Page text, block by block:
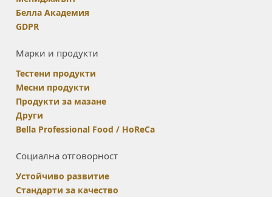
Белла Академия
GDPR
Марки и продукти
Тестени продукти
Месни продукти
Продукти за мазане
Други
Bella Professional Food / HoReCa
Социална отговорност
Устойчиво развитие
Стандарти за качество